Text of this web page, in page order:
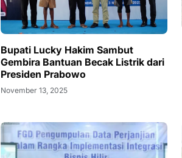
Bupati Lucky Hakim Sambut
Gembira Bantuan Becak Listrik dari
Presiden Prabowo
November 13, 2025